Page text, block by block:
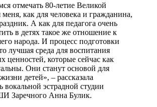
отмечать 80-летие Великой
как для человека и гражданина,
А как для педагога очень
в детях такое же отношение к
народа. И процесс подготовки
лучшая среда для воспитания
ценностей, которые сейчас как
Они станут основой для
детей», – рассказала
вокальной эстрадной студии
Заречного Анна Булик.